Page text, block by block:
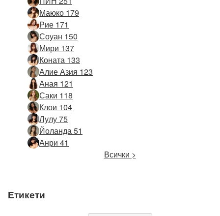
Маюко 179
Рие 171
Соуан 150
Мири 137
Коната 133
Алие Азия 123
Аная 121
Саки 118
Клои 104
Лулу 75
Йоланда 51
Анри 41
Всички >
Етикети